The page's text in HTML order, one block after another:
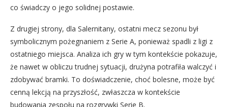
co świadczy o jego solidnej postawie.
Z drugiej strony, dla Salernitany, ostatni mecz sezonu był
symbolicznym pożegnaniem z Serie A, ponieważ spadli z ligi z
ostatniego miejsca. Analiza ich gry w tym kontekście pokazuje,
że nawet w obliczu trudnej sytuacji, drużyna potrafiła walczyć i
zdobywać bramki. To doświadczenie, choć bolesne, może być
cenną lekcją na przyszłość, zwłaszcza w kontekście
budowania zespołu na rozgrywki Serie B.